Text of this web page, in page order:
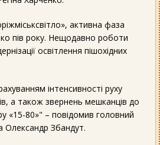
активна фаза
пів року. Нещодавно роботи
освітлення пішохідних
інтенсивності руху
а також звернень мешканців до
«15-80»" – повідомив головний
Олександр Збандут.